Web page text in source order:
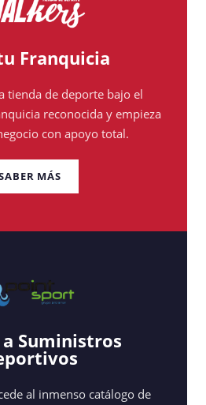
Franquicia
tienda de deporte bajo el
reconocida y empieza
con apoyo total.
MÁS
a Suministros
al inmenso catálogo de